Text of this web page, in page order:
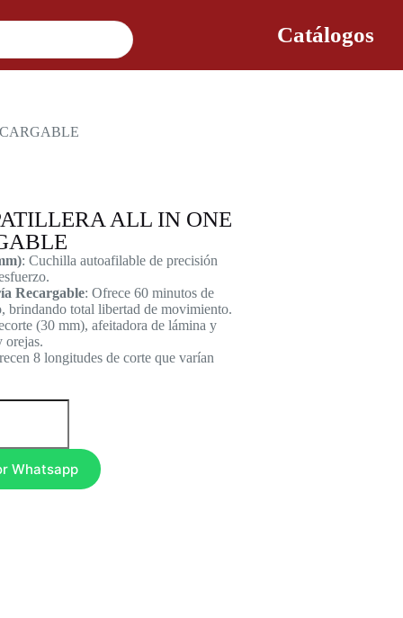
Catálogos
ALL IN ONE
: Cuchilla autoafilable de precisión
Recargable: Ofrece 60 minutos de
brindando total libertad de movimiento.
(30 mm), afeitadora de lámina y
orejas.
8 longitudes de corte que varían
Whatsapp